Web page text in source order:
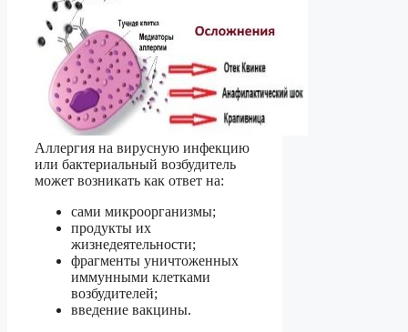
Аллергия на вирусную инфекцию
или бактериальный возбудитель
может возникать как ответ на:
сами микроорганизмы;
продукты их
жизнедеятельности;
фрагменты уничтоженных
иммунными клетками
возбудителей;
введение вакцины.